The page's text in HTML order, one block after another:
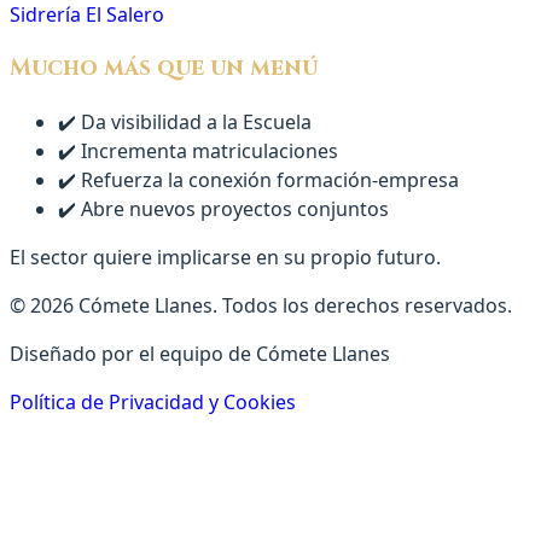
Sidrería El Salero
Mucho más que un menú
✔️ Da visibilidad a la Escuela
✔️ Incrementa matriculaciones
✔️ Refuerza la conexión formación-empresa
✔️ Abre nuevos proyectos conjuntos
El sector quiere implicarse en su propio futuro.
© 2026 Cómete Llanes. Todos los derechos reservados.
Diseñado por el equipo de Cómete Llanes
Política de Privacidad y Cookies